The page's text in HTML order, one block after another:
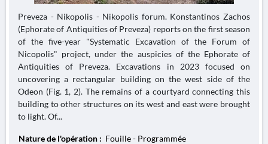
Preveza - Nikopolis - Nikopolis forum. Konstantinos Zachos
(Ephorate of Antiquities of Preveza) reports on the first season
of the five-year "Systematic Excavation of the Forum of
Nicopolis" project, under the auspicies of the Ephorate of
Antiquities of Preveza. Excavations in 2023 focused on
uncovering a rectangular building on the west side of the
Odeon (Fig. 1, 2). The remains of a courtyard connecting this
building to other structures on its west and east were brought
to light. Of...
Nature de l'opération : Fouille - Programmée